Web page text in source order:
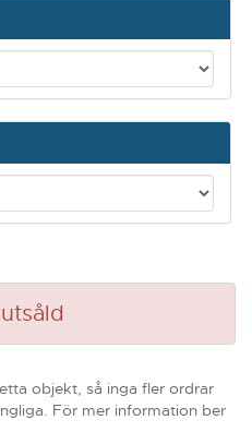
objekt, så inga fler ordrar
För mer information ber